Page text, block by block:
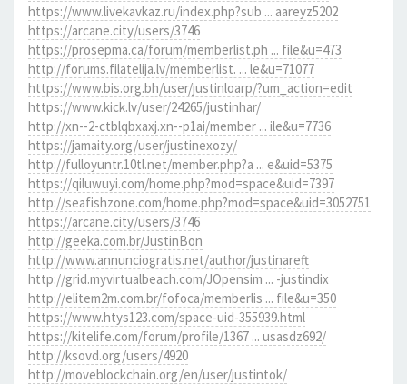
https://www.livekavkaz.ru/index.php?sub ... aareyz5202
https://arcane.city/users/3746
https://prosepma.ca/forum/memberlist.ph ... file&u=473
http://forums.filatelija.lv/memberlist. ... le&u=71077
https://www.bis.org.bh/user/justinloarp/?um_action=edit
https://www.kick.lv/user/24265/justinhar/
http://xn--2-ctblqbxaxj.xn--p1ai/member ... ile&u=7736
https://jamaity.org/user/justinexozy/
http://fulloyuntr.10tl.net/member.php?a ... e&uid=5375
https://qiluwuyi.com/home.php?mod=space&uid=7397
http://seafishzone.com/home.php?mod=space&uid=3052751
https://arcane.city/users/3746
http://geeka.com.br/JustinBon
http://www.annunciogratis.net/author/justinareft
http://grid.myvirtualbeach.com/JOpensim ... -justindix
http://elitem2m.com.br/fofoca/memberlis ... file&u=350
https://www.htys123.com/space-uid-355939.html
https://kitelife.com/forum/profile/1367 ... usasdz692/
http://ksovd.org/users/4920
http://moveblockchain.org/en/user/justintok/